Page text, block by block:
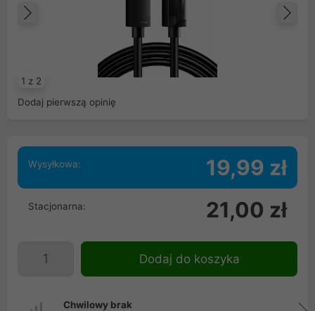
1 z 2
Poprzedni
Dodaj pierwszą opinię
Wysyłkowa: 19,99 zł
Stacjonarna: 21,00 zł
Dodaj do koszyka
Chwilowy brak